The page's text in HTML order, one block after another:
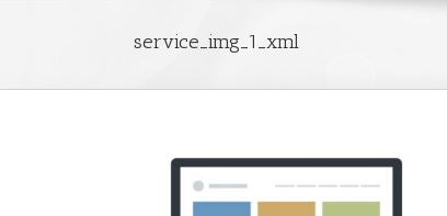
service_img_1_xml